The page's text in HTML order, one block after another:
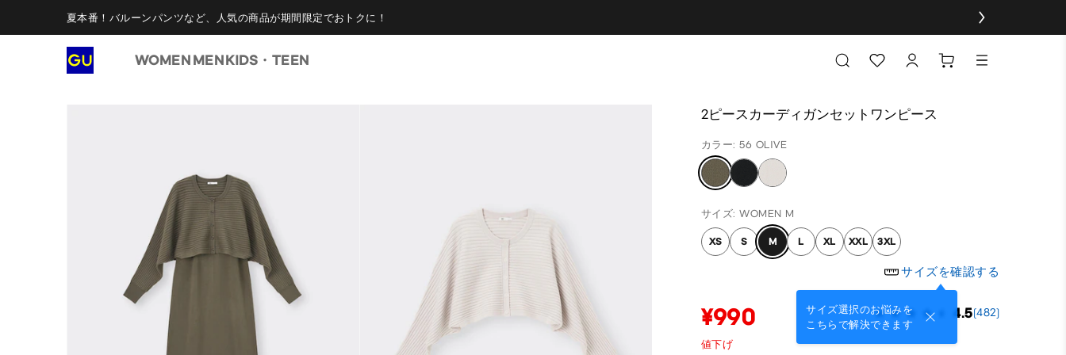
夏本番！バルーンパンツなど、人気の商品が期間限定でおトクに！
WOMEN MENKIDS・TEEN
2ピースカーディガンセットワンピース
カラー: 56 OLIVE
サイズ: WOMEN M
XS S M L XL XXL 3XL
サイズを確認する
サイズ選択のお悩みを
こちらで解決できます
¥990 4.5(482)
値下げ